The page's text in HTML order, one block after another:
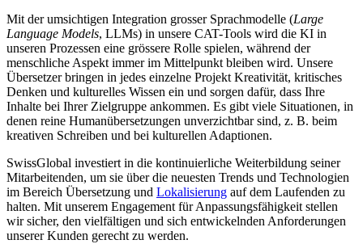
Mit der umsichtigen Integration grosser Sprachmodelle (Large
Language Models, LLMs) in unsere CAT-Tools wird die KI in
unseren Prozessen eine grössere Rolle spielen, während der
menschliche Aspekt immer im Mittelpunkt bleiben wird. Unsere
Übersetzer bringen in jedes einzelne Projekt Kreativität, kritisches
Denken und kulturelles Wissen ein und sorgen dafür, dass Ihre
Inhalte bei Ihrer Zielgruppe ankommen. Es gibt viele Situationen, in
denen reine Humanübersetzungen unverzichtbar sind, z. B. beim
kreativen Schreiben und bei kulturellen Adaptionen.
SwissGlobal investiert in die kontinuierliche Weiterbildung seiner
Mitarbeitenden, um sie über die neuesten Trends und Technologien
im Bereich Übersetzung und Lokalisierung auf dem Laufenden zu
halten. Mit unserem Engagement für Anpassungsfähigkeit stellen
wir sicher, den vielfältigen und sich entwickelnden Anforderungen
unserer Kunden gerecht zu werden.